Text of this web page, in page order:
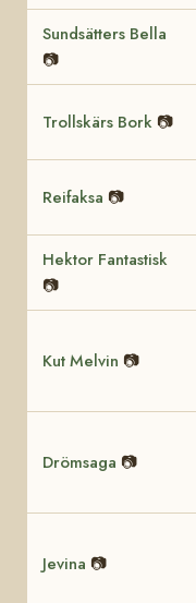
Sundsätters Bella
📷
Trollskärs Bork 📷
Reifaksa 📷
Hektor Fantastisk
📷
Kut Melvin 📷
Drömsaga 📷
Jevina 📷